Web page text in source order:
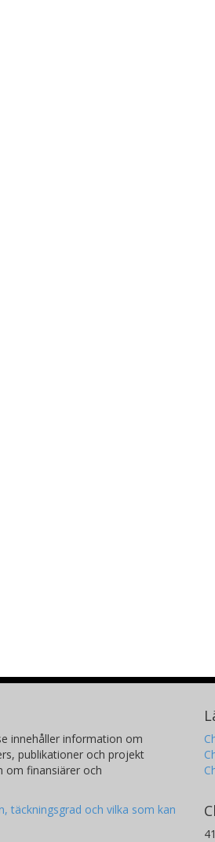
innehåller information om
publikationer och projekt
om finansiärer och
täckningsgrad och vilka som kan